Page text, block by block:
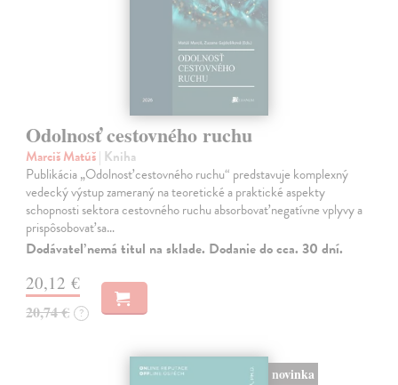
Odolnosť cestovného ruchu
Marciš Matúš| Kniha
Publikácia „Odolnosť cestovného ruchu“ predstavuje komplexný
vedecký výstup zameraný na teoretické a praktické aspekty
schopnosti sektora cestovného ruchu absorbovať negatívne vplyvy a
prispôsobovať sa…
Dodávateľ nemá titul na sklade. Dodanie do cca. 30 dní.
20,12 €
20,74 € ?
novinka